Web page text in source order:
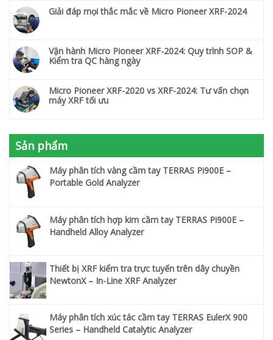
Giải đáp mọi thắc mắc về Micro Pioneer XRF-2024
Vận hành Micro Pioneer XRF-2024: Quy trình SOP &
Kiểm tra QC hàng ngày
Micro Pioneer XRF-2020 vs XRF-2024: Tư vấn chọn
máy XRF tối ưu
Sản phẩm
Máy phân tích vàng cầm tay TERRAS Pi900E –
Portable Gold Analyzer
Máy phân tích hợp kim cầm tay TERRAS Pi900E –
Handheld Alloy Analyzer
Thiết bị XRF kiểm tra trực tuyến trên dây chuyền
NewtonX – In-Line XRF Analyzer
Máy phân tích xúc tác cầm tay TERRAS EulerX 900
Series – Handheld Catalytic Analyzer